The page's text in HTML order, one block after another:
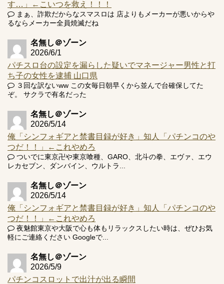
す…」←こいつを救え！！！
まぁ、詐欺だからなスマスロは 店よりもメーカーが悪いからや
るならメーカー全員焼滅だね
名無し＠ゾーン
2026/6/1
パチスロ台の設定を漏らした疑いでマネージャー男性と打
ち子の女性を逮捕 山口県
３回な訳ないww この女毎日朝早くから並んで台確保してた
ぞ。 サクラで有名だった
名無し＠ゾーン
2026/5/14
俺「シンフォギアと禁書目録が好き」知人「パチンコのや
つだ！！」←これやめろ
ついでに東京卍や東京喰種、GARO、北斗の拳、エヴァ、エウ
レカセブン、ダンバイン、ウルトラ...
名無し＠ゾーン
2026/5/14
俺「シンフォギアと禁書目録が好き」知人「パチンコのや
つだ！！」←これやめろ
夜魅館東京や大阪で心も体もリラックスしたい時は、ぜひお気
軽にご連絡ください Googleで...
名無し＠ゾーン
2026/5/9
パチンコスロットで出汁が出る瞬間